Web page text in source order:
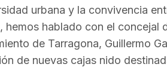
t
d
urbana y la convivencia
hemos hablado con el concejal
de Tarragona, Guillermo
de nuevas cajas nido